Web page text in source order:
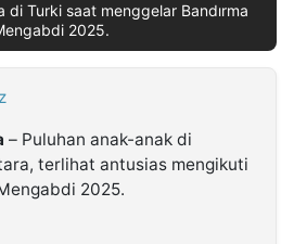
di Turki saat menggelar Bandırma
2025.
– Puluhan anak-anak di
terlihat antusias mengikuti
2025.